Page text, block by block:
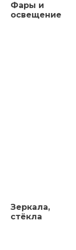
Фары и
освещение
Зеркала,
стёкла